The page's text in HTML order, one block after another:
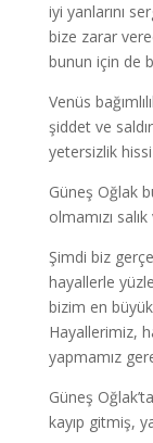
iyi yanlarını
bize zarar
bunun için de
Venüs
şiddet ve
yetersizlik hissi
Güneş Oğlak
olmamızı
Şimdi biz
hayallerle
bizim en
Hayallerimiz,
yapmamız
Güneş
kayıp gitmiş,